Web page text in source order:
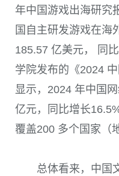
年中国游戏出海研究
国自主研发游戏在海
185.57 亿美元， 同
学院发布的《2024
显示，2024 年中国
亿元，同比增长
覆盖200 多个国家（
总体看来，中国